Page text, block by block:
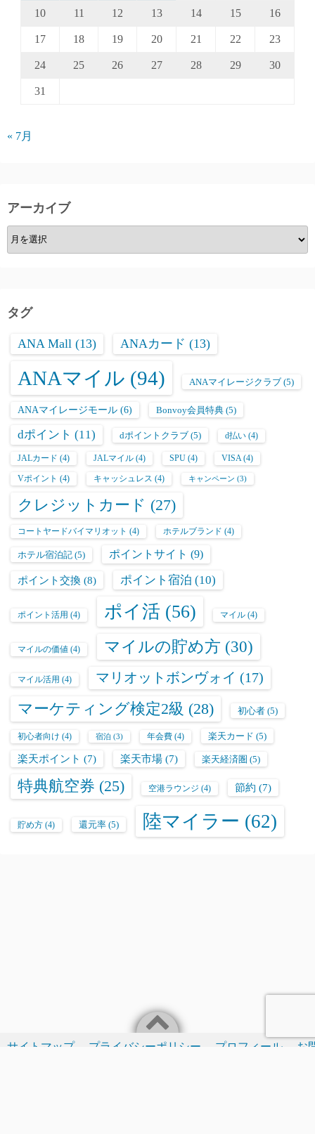
10 11 12 13 14 15 16
17 18 19 20 21 22 23
24 25 26 27 28 29 30
31
« 7月
アーカイブ
ア
ー
ブ
タグ
ANA Mall (13) ANAカード (13)
ANAマイル (94) ANAマイレージクラブ (5)
ANAマイレージモール (6) Bonvoy会員特典 (5)
dポイント (11) dポイントクラブ (5) d払い (4)
JALカード (4) JALマイル (4) SPU (4) VISA (4)
Vポイント (4) キャッシュレス (4) キャンペーン (3)
クレジットカード (27)
コートヤードバイマリオット (4) ホテルブランド (4)
ホテル宿泊記 (5) ポイントサイト (9)
ポイント交換 (8) ポイント宿泊 (10)
ポイント活用 (4) ポイ活 (56) マイル (4)
マイルの価値 (4) マイルの貯め方 (30)
マイル活用 (4) マリオットボンヴォイ (17)
マーケティング検定2級 (28) 初心者 (5)
初心者向け (4) 宿泊 (3) 年会費 (4) 楽天カード (5)
楽天ポイント (7) 楽天市場 (7) 楽天経済圏 (5)
特典航空券 (25) 空港ラウンジ (4) 節約 (7)
貯め方 (4) 還元率 (5) 陸マイラー (62)
サイトマップ プライバシーポリシー プロフィール お